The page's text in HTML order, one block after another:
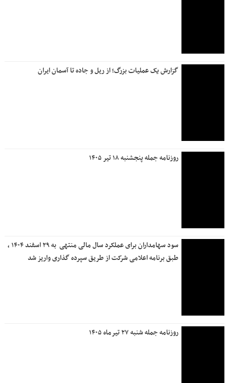
گزارش یک عملیات بزرگ؛ از ریل و جاده تا آسمان ایران
روزنامه جمله پنجشنبه ۱۸ تیر ۱۴۰۵
سود سهامداران برای عملکرد سال مالی منتهی ‌ به ۲۹ اسفند ۱۴۰۴ ،
طبق برنامه اعلامی شرکت از طریق سپرده گذاری واریز شد
روزنامه جمله شنبه ۲۷ تیرماه ۱۴۰۵